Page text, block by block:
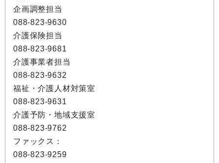
企画調整担当
088-823-9630
介護保険担当
088-823-9681
介護事業者担当
088-823-9632
福祉・介護人材対策室
088-823-9631
介護予防・地域支援室
088-823-9762
ファックス：
088-823-9259